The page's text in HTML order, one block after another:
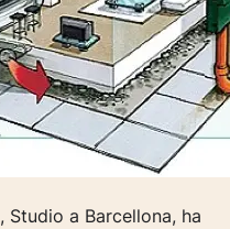
, Studio a Barcellona, ha